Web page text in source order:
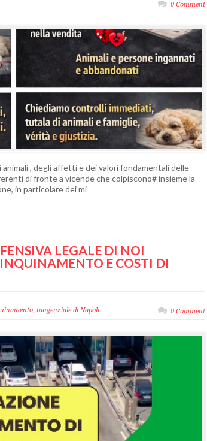
0 Comment
, degli affetti e dei valori fondamentali delle
di fronte a vicende che colpiscono# insieme la
in particolare dei mi
LEGALE DI NOI
E COSTI DI
, tangenziale di Napoli 0 Comment